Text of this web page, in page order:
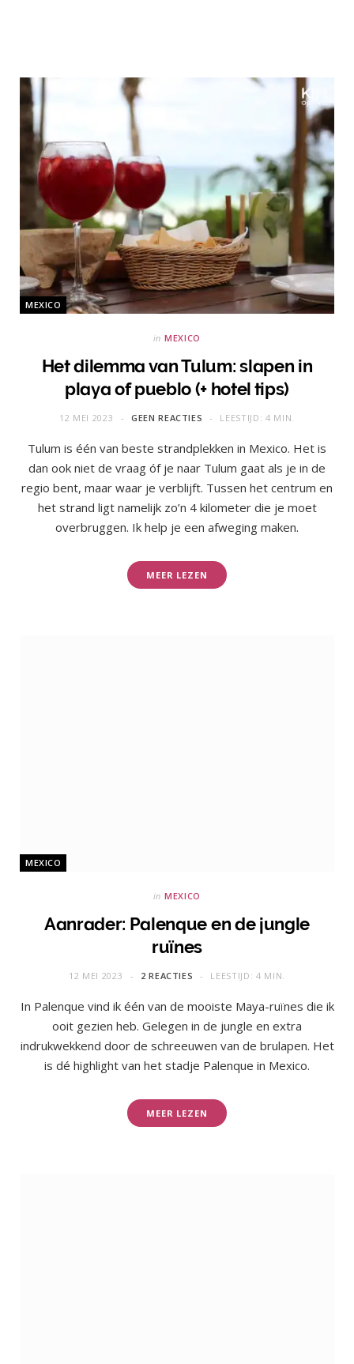
MEXICO
in MEXICO
Het dilemma van Tulum: slapen in
playa of pueblo (+ hotel tips)
12 MEI 2023 GEEN REACTIES LEESTIJD: 4 MIN.
Tulum is één van beste strandplekken in Mexico. Het is
dan ook niet de vraag óf je naar Tulum gaat als je in de
regio bent, maar waar je verblijft. Tussen het centrum en
het strand ligt namelijk zo’n 4 kilometer die je moet
overbruggen. Ik help je een afweging maken.
MEER LEZEN
MEXICO
in MEXICO
Aanrader: Palenque en de jungle
ruïnes
12 MEI 2023 2 REACTIES LEESTIJD: 4 MIN.
In Palenque vind ik één van de mooiste Maya-ruïnes die ik
ooit gezien heb. Gelegen in de jungle en extra
indrukwekkend door de schreeuwen van de brulapen. Het
is dé highlight van het stadje Palenque in Mexico.
MEER LEZEN